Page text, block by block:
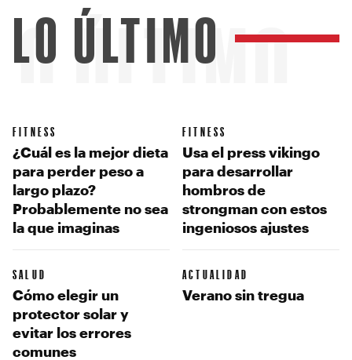
ÚLTIMO
LO ÚLTIMO
FITNESS
¿Cuál es la mejor dieta
para perder peso a
largo plazo?
Probablemente no sea
la que imaginas
FITNESS
Usa el press vikingo
para desarrollar
hombros de
strongman con estos
ingeniosos ajustes
SALUD
Cómo elegir un
protector solar y
evitar los errores
comunes
ACTUALIDAD
Verano sin tregua